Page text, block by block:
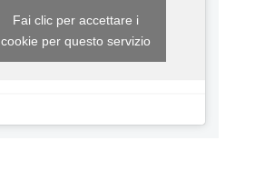
Fai clic per accettare i
cookie per questo servizio